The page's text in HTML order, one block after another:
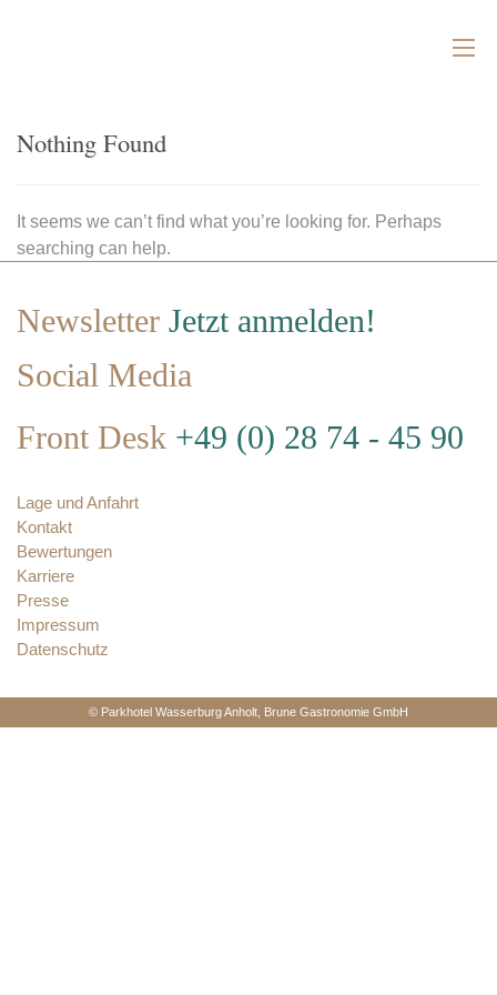
Nothing Found
It seems we can’t find what you’re looking for. Perhaps
searching can help.
Lage und Anfahrt
Kontakt
Bewertungen
Karriere
Presse
Impressum
Datenschutz
Newsletter Jetzt anmelden!
Social Media
Front Desk +49 (0) 28 74 - 45 90
© Parkhotel Wasserburg Anholt, Brune Gastronomie GmbH